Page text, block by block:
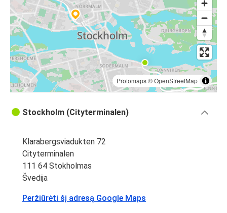
Protomaps©OpenStreetMap
Stockholm (Cityterminalen)
Klarabergsviadukten 72
Cityterminalen
111 64 Stokholmas
Švedija
Peržiūrėti šį adresą Google Maps